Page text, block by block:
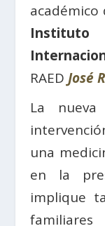
RAED José
La
una
en la
implique